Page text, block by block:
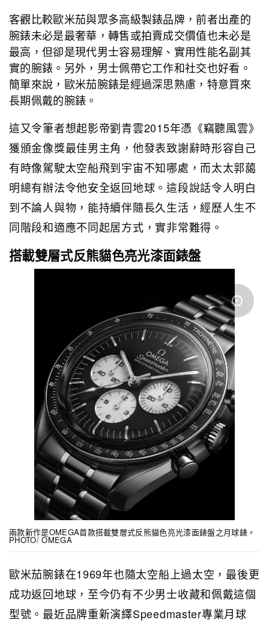
客觀比較歐米茄與眾多高級製錶品牌，前者出產的
腕錶未必是最奢華，轉售或拍賣成交價值也未必是
最高，但卻是現代男士容易理解、實用性能名副其
實的腕錶。另外，男士佩帶它工作和社交也好看。
簡單來說，歐米茄腕錶是經過深思熟慮，特意買來
長期佩戴的腕錶。
這又令筆者想起影帝劉青雲2015年憑《竊聽風雲》
獲頒金像獎最佳男主角，他發表致謝辭時形容自己
有時像駕駛太空船飛到宇宙不知哪處，而太太郭藹
明總有辦法令他安全返回地球。這段說話令人明白
到不論人與物，能持續伴隨長久生活，經歷人生不
同階段和適應不同起居方式，實非常難得。
搭載雙層式反熊貓色亮光漆面錶盤
兩款新作是OMEGA首款搭載雙層式反熊貓色亮光漆面錶盤之月球錶。
PHOTO/ OMEGA
歐米茄腕錶在1969年也隨太空船上過太空，最後更
成功返回地球，至今仍有不少男士收藏和佩戴這個
型號。最近品牌重新演繹Speedmaster專業月球